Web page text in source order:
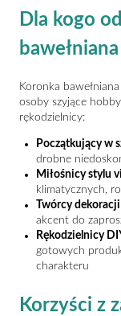
Dla kogo
Koronka
osoby szyjące
rękodzielnicy:
Początkujący w
drobne
Miłośnicy stylu
klimatycznych,
Twórcy
akcent do
Rękodzielnicy
gotowych
charakteru
Korzyści z